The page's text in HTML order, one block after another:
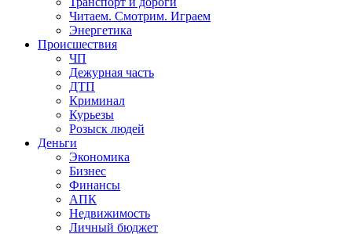
Читаем. Смотрим. Играем
Энергетика
Происшествия
ЧП
Дежурная часть
ДТП
Криминал
Курьезы
Розыск людей
Деньги
Экономика
Бизнес
Финансы
АПК
Недвижимость
Личный бюджет